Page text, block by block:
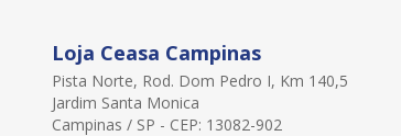
Loja Ceasa Campinas
Pista Norte, Rod. Dom Pedro I, Km 140,5
Jardim Santa Monica
Campinas / SP - CEP: 13082-902